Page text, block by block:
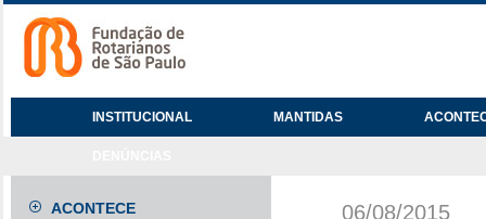
INSTITUCIONAL MANTIDAS
ACONTECE 06/08/2015